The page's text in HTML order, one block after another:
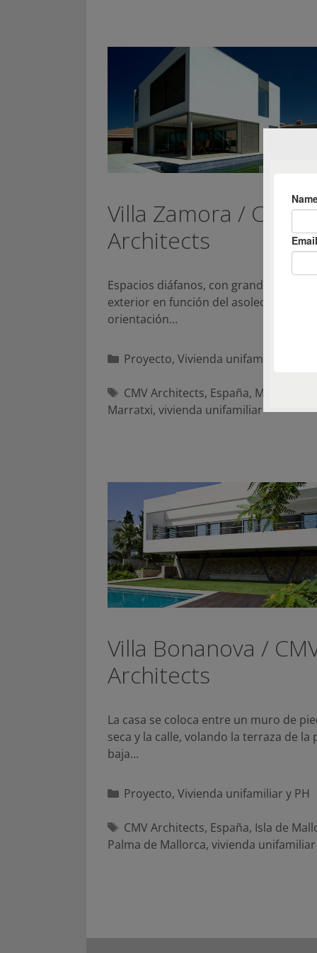
Villa Zamora / CMV
Architects
Espacios diáfanos, con grandes
exterior en función del asoleo y la
orientación…
Categorías
Proyecto, Vivienda unifamiliar y PH
Etiquetas
CMV Architects, España, Mallorca
Marratxi, vivienda unifamiliar
Villa Bonanova /
Architects
La casa se coloca entre un muro de
seca y la calle, volando la terraza de la
baja…
Categorías
Proyecto, Vivienda unifamiliar y PH
Etiquetas
CMV Architects, España, Isla de
Palma de Mallorca, vivienda unifamiliar